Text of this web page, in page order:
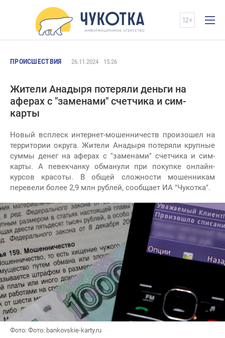
ПРОИСШЕСТВИЯ 26.11.2024 15:26
Жители Анадыря потеряли деньги на
аферах с "заменами" счетчика и сим-
карты
Новый всплеск интернет-мошенничеств произошел на
территории округа. Жители Анадыря потеряли крупные
суммы денег на аферах с "заменами" счетчика и сим-
карты. А певекчанку обманули при покупке онлайн-
курсов красоты. В общей сложности мошенникам
перевели более 2,9 млн рублей, сообщает ИА "Чукотка".
Фото: Фото: bankovskie-karty.ru